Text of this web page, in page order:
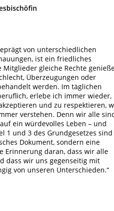
von unterschiedlichen
ist ein friedliches
gleiche Rechte
Überzeugungen oder
werden. Im täglichen
erlebe ich immer wieder,
und zu respektieren,
verstehen. Denn wir alle
ein würdevolles Leben – und
1 und 3 des Grundgesetzes sind
Dokument, sondern eine
Erinnerung daran, dass wir alle
dass wir uns gegenseitig mit
von unseren Unterschieden.“